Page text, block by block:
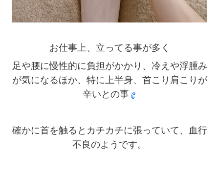
お仕事上、立ってる事が多く
足や腰に慢性的に負担がかかり、冷えや浮腫み
が気になるほか、 特に上半身、首こり肩こりが
辛いとの事
確かに首を触るとカチカチに張っていて、血行
不良のようです。